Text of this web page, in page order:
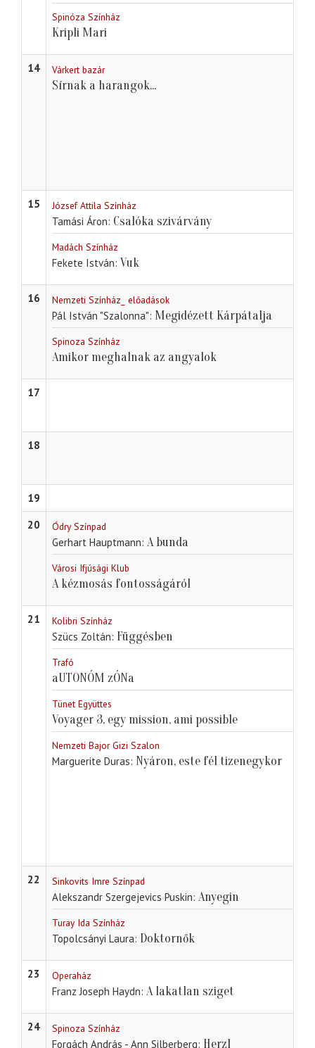
Spinóza Színház
Kripli Mari
14 Várkert bazár
Sírnak a harangok...
15 József Attila Színház
Tamási Áron Csalóka szivárvány
Madách Színház
Fekete István Vuk
16 Nemzeti Színház_ előadások
Pál István "Szalonna" Megidézett Kárpátalja
Spinoza Színház
Amikor meghalnak az angyalok
17
18
19
20
Ódry Színpad
Gerhart Hauptmann A bunda
Városi Ifjúsági Klub
A kézmosás fontosságáról
21 Kolibri Színház
Szücs Zoltán Függésben
Trafó
aUTONÓM zÓNa
Tünet Együttes
Voyager 3, egy mission, ami possible
Nemzeti Bajor Gizi Szalon
Marguerite Duras Nyáron, este fél tizenegykor
22 Sinkovits Imre Színpad
Alekszandr Szergejevics Puskin Anyegin
Turay Ida Színház
Topolcsányi Laura Doktornők
23 Operaház
Franz Joseph Haydn A lakatlan sziget
24 Spinoza Színház
Forgách András - Ann Silberberg Herzl